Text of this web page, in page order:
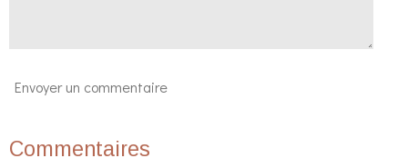
Envoyer un commentaire
Commentaires